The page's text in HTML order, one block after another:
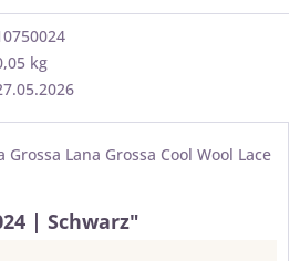
kg
Lana Grossa Cool Wool Lace
| Schwarz"